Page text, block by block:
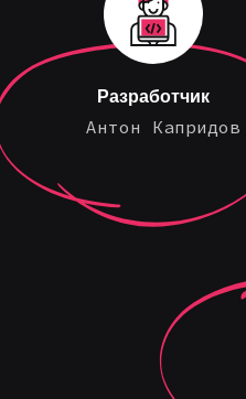
Разработчик
Антон Капридов